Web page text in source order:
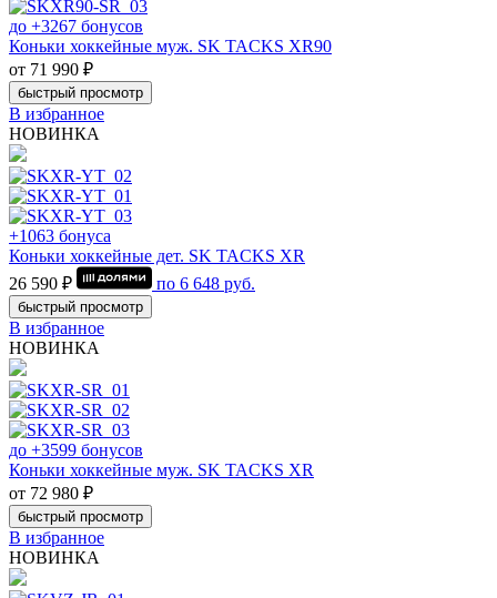
до +3267 бонусов
Коньки хоккейные муж. SK TACKS XR90
от 71 990 ₽
быстрый просмотр
В избранное
НОВИНКА
+1063 бонуса
Коньки хоккейные дет. SK TACKS XR
26 590 ₽
по 6 648 руб.
быстрый просмотр
В избранное
НОВИНКА
до +3599 бонусов
Коньки хоккейные муж. SK TACKS XR
от 72 980 ₽
быстрый просмотр
В избранное
НОВИНКА